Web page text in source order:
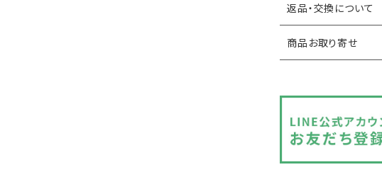
返品・交換について
商品お取り寄せ